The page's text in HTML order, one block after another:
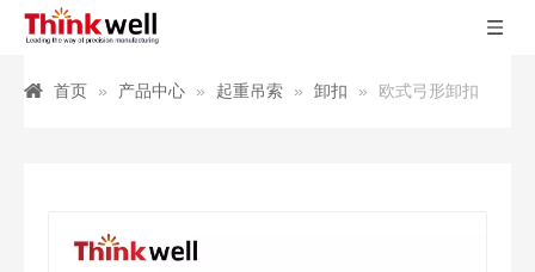
首页 » 产品中心 » 起重吊索 » 卸扣 » 欧式弓形卸扣